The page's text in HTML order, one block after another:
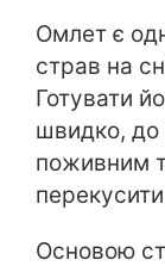
Омлет є
страв на
Готувати
швидко, до
поживним
Основою